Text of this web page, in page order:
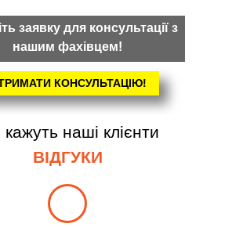
КОНСУЛЬТАЦІЮ!
заявку для консультації з
нашим фахівцем!
наші клієнти
ВІДГУКИ